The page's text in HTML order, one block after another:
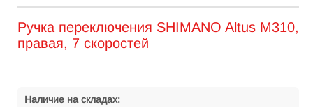
Ручка переключения SHIMANO Altus M310,
правая, 7 скоростей
Наличие на складах: